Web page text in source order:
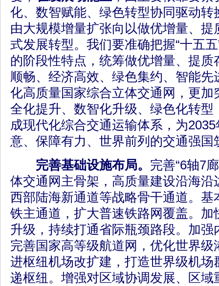
化、数智赋能、绿色转型协同驱动转
由大规模增量扩张向以做优增量、
式发展转型。我们要准确把握“十五
的阶段性特点，统筹做优增量、提
顺畅、经济高效、绿色集约、智能
化高质量国家综合立体交通网，更加
全化提升、数智化升级、绿色化转型
成现代化综合交通运输体系，为
意、保障有力、世界前列的交通强国
完善基础设施布局。 完善“6轴7
体交通网主骨架，高质量建设沿海沿
西部陆海新通道等战略骨干通道。基
铁主通道，扩大普速铁路网覆盖。加
升级，持续打通省际瓶颈路段。加
完善国家高等级航道网，优化世界
进枢纽机场改扩建，打造世界级机场
递枢纽。增强对区域协调发展、区域